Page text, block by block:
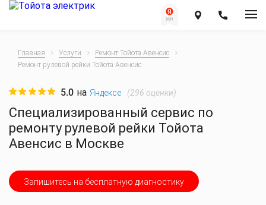
Главная Услуги
Ремонт Тойота Авенсис
Ремонт рулевой рейки Тойота Авенсис
Специализированный сервис по
ремонту рулевой рейки Тойота
Авенсис в Москве
5.0 на Яндексе (296 оценки)
Запишитесь на бесплатную диагностику